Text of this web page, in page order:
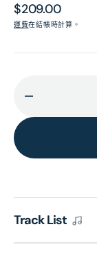
原
價
$209.00
運費在結帳時計算。
話
[蜚
聲
Track List